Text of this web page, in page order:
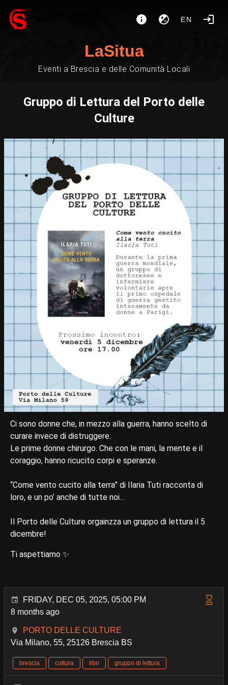
EN
LaSitua
Eventi a Brescia e delle Comunità Locali
Gruppo di Lettura del Porto delle
Culture
Ci sono donne che, in mezzo alla guerra, hanno scelto di
curare invece di distruggere.
Le prime donne chirurgo. Che con le mani, la mente e il
coraggio, hanno ricucito corpi e speranze.
“Come vento cucito alla terra” di Ilaria Tuti racconta di
loro, e un po’ anche di tutte noi…
Il Porto delle Culture orgainzza un gruppo di lettura il 5
dicembre!
Ti aspettiamo ✨
FRIDAY, DEC 05, 2025, 05:00 PM
8 months ago
PORTO DELLE CULTURE
Via Milano, 55, 25126 Brescia BS
brescia cultura libri gruppo di lettura